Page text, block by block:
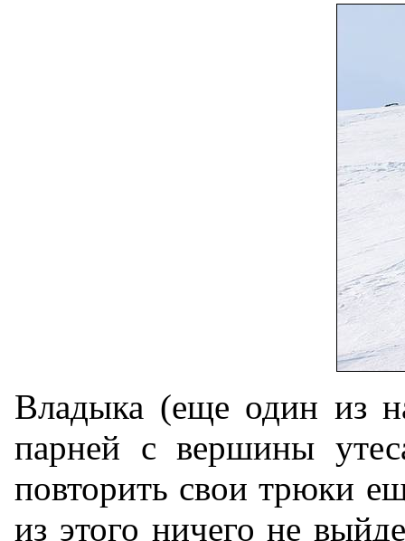
Владыка (еще один из
парней с вершины
повторить свои трюки
из этого ничего не